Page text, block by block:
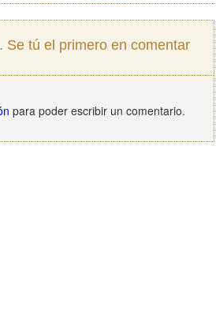
Se tú el primero en comentar
para poder escribir un comentario.